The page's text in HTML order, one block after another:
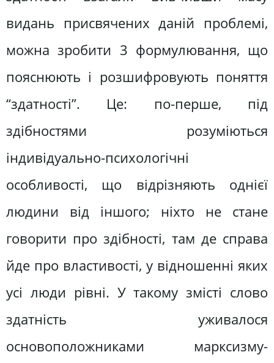
видань присвячених даній проблемі,
можна зробити 3 формулювання, що
пояснюють і розшифровують поняття
“здатності”. Це: по-перше, під
здібностями розуміються
індивідуально-психологічні
особливості, що відрізняють однієї
людини від іншого; ніхто не стане
говорити про здібності, там де справа
йде про властивості, у відношенні яких
усі люди рівні. У такому змісті слово
здатність уживалося
основоположниками марксизму-